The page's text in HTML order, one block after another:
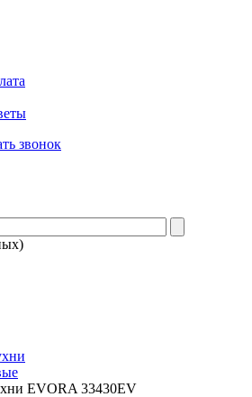
звонок
EVORA 33430EV